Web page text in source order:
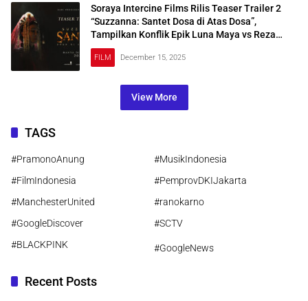
Soraya Intercine Films Rilis Teaser Trailer 2
“Suzzanna: Santet Dosa di Atas Dosa”,
Tampilkan Konflik Epik Luna Maya vs Reza
Rahadian
FILM December 15, 2025
View More
TAGS
#PramonoAnung
#MusikIndonesia
#FilmIndonesia
#PemprovDKIJakarta
#ManchesterUnited
#ranokarno
#GoogleDiscover
#SCTV
#BLACKPINK
#GoogleNews
Recent Posts